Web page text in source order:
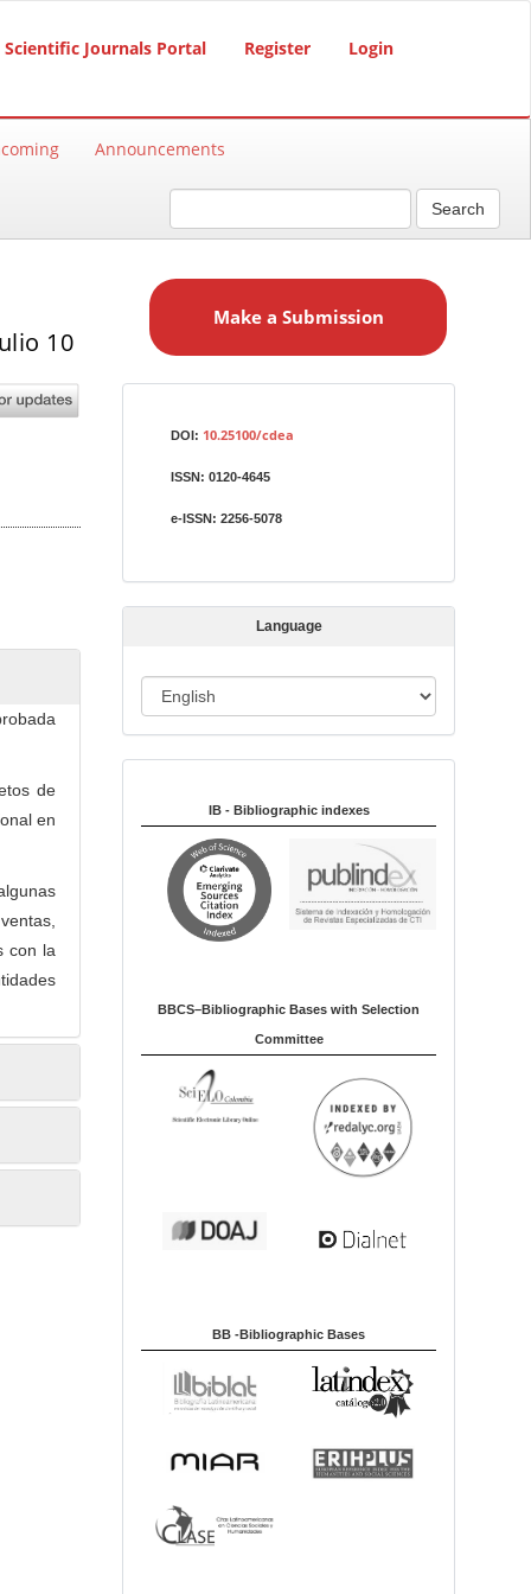
Scientific Journals Portal Register Login
Announcements
Search
10
de
en
con la
a
s
i
Make a Submission
DOI: 10.25100/cdea
ISSN: 0120-4645
e-ISSN: 2256-5078
Language
a
u
IB - Bibliographic indexes
BBCS–Bibliographic Bases with Selection
Committee
BB -Bibliographic Bases